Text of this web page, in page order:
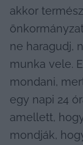
akkor
ne haragudj,
munka vele.
mondani,
egy napi 24
amellett,
mondják,